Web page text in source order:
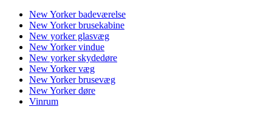
New Yorker badeværelse
New Yorker brusekabine
New yorker glasvæg
New Yorker vindue
New yorker skydedøre
New Yorker væg
New Yorker brusevæg
New Yorker døre
Vinrum